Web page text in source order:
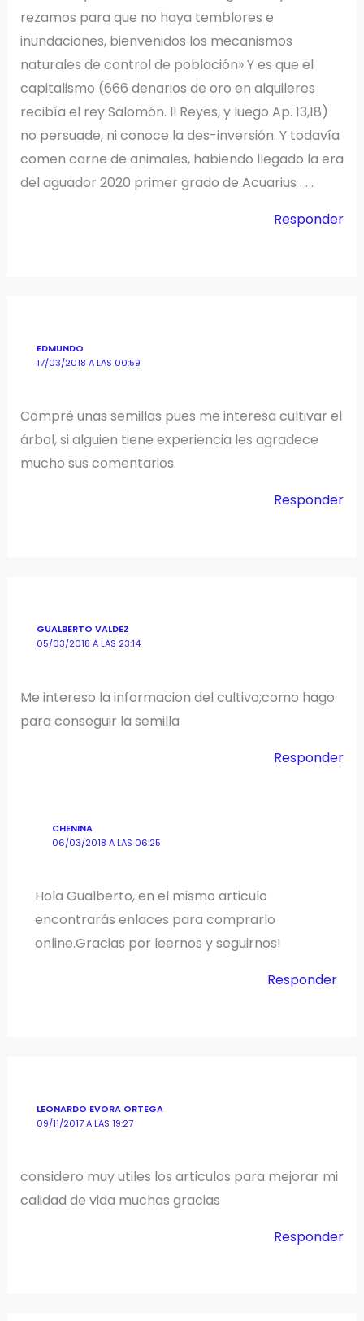
rezamos para que no haya temblores e
inundaciones, bienvenidos los mecanismos
naturales de control de población» Y es que el
capitalismo (666 denarios de oro en alquileres
recibía el rey Salomón. II Reyes, y luego Ap. 13,18)
no persuade, ni conoce la des-inversión. Y todavía
comen carne de animales, habiendo llegado la era
del aguador 2020 primer grado de Acuarius . . .
Responder
EDMUNDO
17/03/2018 A LAS 00:59
Compré unas semillas pues me interesa cultivar el
árbol, si alguien tiene experiencia les agradece
mucho sus comentarios.
Responder
GUALBERTO VALDEZ
05/03/2018 A LAS 23:14
Me intereso la informacion del cultivo;como hago
para conseguir la semilla
Responder
CHENINA
06/03/2018 A LAS 06:25
Hola Gualberto, en el mismo articulo
encontrarás enlaces para comprarlo
online.Gracias por leernos y seguirnos!
Responder
LEONARDO EVORA ORTEGA
09/11/2017 A LAS 19:27
considero muy utiles los articulos para mejorar mi
calidad de vida muchas gracias
Responder